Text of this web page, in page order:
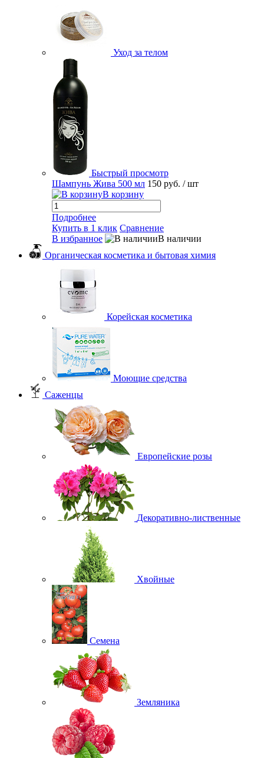
Уход за телом
Быстрый просмотр
Шампунь Жива 500 мл 150 руб. / шт
В корзину
Подробнее
Купить в 1 клик Сравнение
В избранное
В наличии
Органическая косметика и бытовая химия
Корейская косметика
Моющие средства
Саженцы
Европейские розы
Декоративно-лиственные
Хвойные
Семена
Земляника